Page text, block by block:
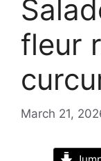
fleur
March 21,